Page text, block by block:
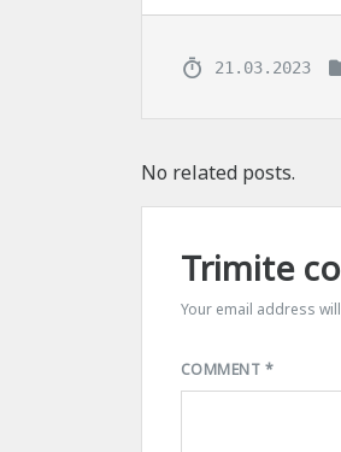
21.03.2023
No related posts.
Trimite
Your email address
COMMENT *